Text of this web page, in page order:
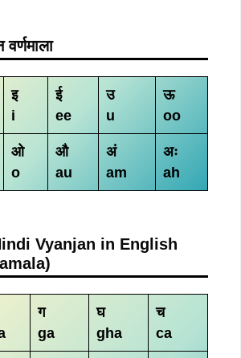
इ
i
ई
ee
उ
u
ऊ
oo
ओ
o
औ
au
अं
am
अः
ah
Vyanjan in English
ग
ga
घ
gha
च
ca